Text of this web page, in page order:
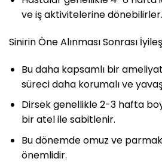
ve iş aktivitelerine dönebilirler.
Sinirin Öne Alınması Sonrası
Bu daha kapsamlı bir
süreci daha korumalı ve
Dirsek genellikle 2-3 hafta
bir atel ile sabitlenir.
Bu dönemde omuz ve
önemlidir.